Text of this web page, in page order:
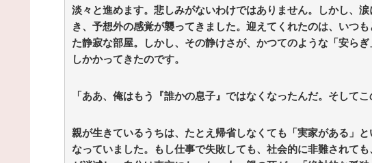
淡々と進めます。悲しみがないわけではありません。しかし、
き、予想外の感覚が襲ってきました。迎えてくれたのは、いつ
た静寂な部屋。しかし、その静けさが、かつてのような「安ら
しかかってきたのです。
「ああ、俺はもう『誰かの息子』ではなくなったんだ。そして
親が生きているうちは、たとえ帰省しなくても「実家がある」
なっていました。もし仕事で失敗しても、社会的に非難されて